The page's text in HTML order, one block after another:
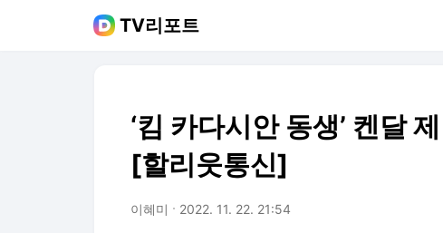
TV리포트
‘킴 카다시안 동생’ 켄달
[할리웃통신]
이혜미 2022. 11. 22. 21:54